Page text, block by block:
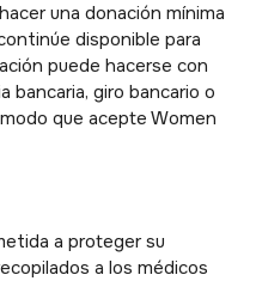
una donación mínima
disponible para
puede hacerse con
giro bancario o
que acepte Women
a proteger su
a los médicos